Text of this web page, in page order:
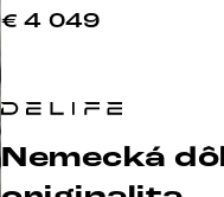
€ 4 049
Nemecká